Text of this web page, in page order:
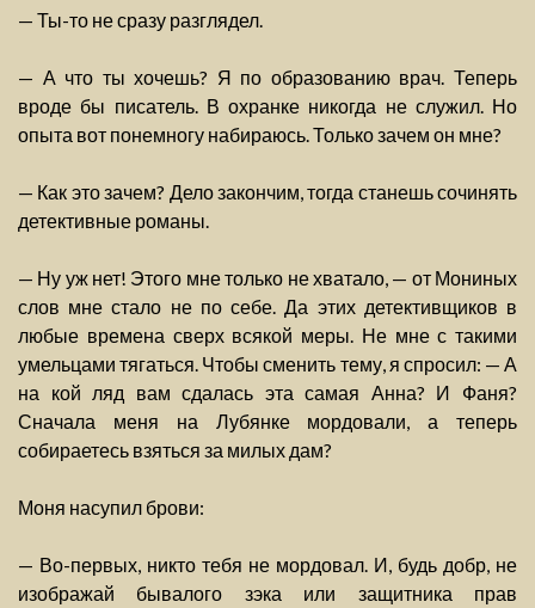
— Ты-то не сразу разглядел.
— А что ты хочешь? Я по образованию врач. Теперь
вроде бы писатель. В охранке никогда не служил. Но
опыта вот понемногу набираюсь. Только зачем он мне?
— Как это зачем? Дело закончим, тогда станешь сочинять
детективные романы.
— Ну уж нет! Этого мне только не хватало, — от Мониных
слов мне стало не по себе. Да этих детективщиков в
любые времена сверх всякой меры. Не мне с такими
умельцами тягаться. Чтобы сменить тему, я спросил: — А
на кой ляд вам сдалась эта самая Анна? И Фаня?
Сначала меня на Лубянке мордовали, а теперь
собираетесь взяться за милых дам?
Моня насупил брови:
— Во-первых, никто тебя не мордовал. И, будь добр, не
изображай бывалого зэка или защитника прав